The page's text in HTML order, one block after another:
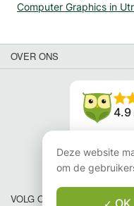
Computer Graphics in
OVER ONS
4.9
VOLG ONS
Deze website
om de